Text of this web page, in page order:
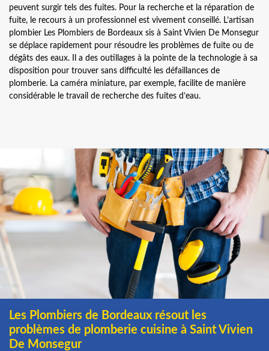
peuvent surgir tels des fuites. Pour la recherche et la réparation de
fuite, le recours à un professionnel est vivement conseillé. L’artisan
plombier Les Plombiers de Bordeaux sis à Saint Vivien De Monsegur
se déplace rapidement pour résoudre les problèmes de fuite ou de
dégâts des eaux. Il a des outillages à la pointe de la technologie à sa
disposition pour trouver sans difficulté les défaillances de
plomberie. La caméra miniature, par exemple, facilite de manière
considérable le travail de recherche des fuites d’eau.
Les Plombiers de Bordeaux résout les
problèmes de plomberie cuisine à Saint Vivien
De Monsegur